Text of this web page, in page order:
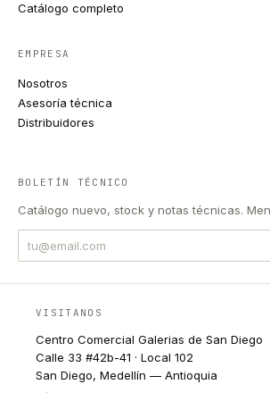
Catálogo completo
EMPRESA
Nosotros
Asesoría técnica
Distribuidores
BOLETÍN TÉCNICO
Catálogo nuevo, stock y notas técnicas.
VISITANOS
Centro Comercial Galerias de San Diego
Calle 33 #42b-41 · Local 102
San Diego, Medellín — Antioquia